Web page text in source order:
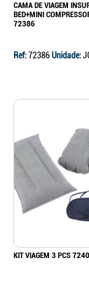
CAMA DE VIAGEM
BED+MINI
72386
Ref:72386Unidade:
KIT VIAGEM 3 PCS